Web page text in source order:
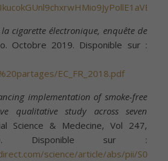
la cigarette électronique, enquête de
Octobre 2019. Disponible sur :
EC_FR_2018.pdf
implementation of smoke-free
qualitative study across seven
Science & Medecine, Vol 247,
Disponible sur :
science/article/abs/pii/